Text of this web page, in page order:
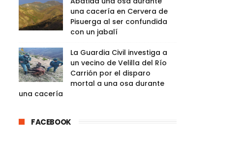
una cacería en Cervera de
Pisuerga al ser confundida
con un jabalí
La Guardia Civil investiga a
un vecino de Velilla del Río
Carrión por el disparo
mortal a una osa durante
una cacería
FACEBOOK